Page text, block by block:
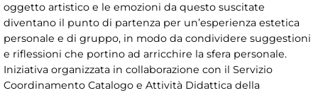
oggetto artistico e le emozioni da questo suscitate
diventano il punto di partenza per un’esperienza estetica
personale e di gruppo, in modo da condividere suggestioni
e riflessioni che portino ad arricchire la sfera personale.
Iniziativa organizzata in collaborazione con il Servizio
Coordinamento Catalogo e Attività Didattica della